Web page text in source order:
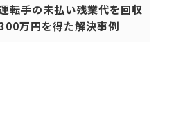
転手の未払い残業代を回収
万円を得た解決事例